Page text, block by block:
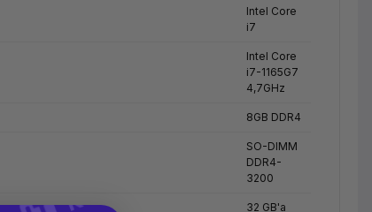
Intel Core
i7
Intel Core
i7-1165G7
4,7GHz
8GB DDR4
SO-DIMM
DDR4-
3200
32 GB'a